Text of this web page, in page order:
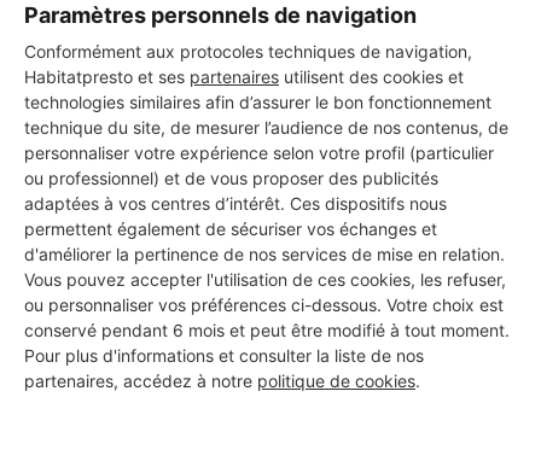
Paramètres personnels de navigation
Conformément aux protocoles techniques de navigation,
Habitatpresto et ses partenaires utilisent des cookies et
technologies similaires afin d’assurer le bon fonctionnement
technique du site, de mesurer l’audience de nos contenus, de
personnaliser votre expérience selon votre profil (particulier
ou professionnel) et de vous proposer des publicités
adaptées à vos centres d’intérêt. Ces dispositifs nous
permettent également de sécuriser vos échanges et
d'améliorer la pertinence de nos services de mise en relation.
Vous pouvez accepter l'utilisation de ces cookies, les refuser,
ou personnaliser vos préférences ci-dessous. Votre choix est
conservé pendant 6 mois et peut être modifié à tout moment.
Pour plus d'informations et consulter la liste de nos
partenaires, accédez à notre politique de cookies.
Les 3 autres Carreleurs pour
vos travaux à Pointe-à-Pitre
Jean Bernard Entreprise
Pointe-à-Pitre
7 ans d'expérience
Voir sa fiche